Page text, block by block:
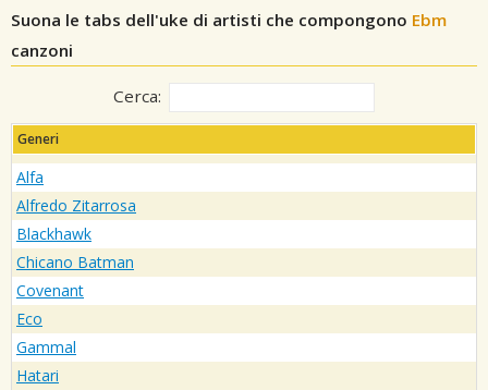
Suona le tabs dell'uke di artisti che compongono Ebm
canzoni
Cerca:
Generi
Alfa
Alfredo Zitarrosa
Blackhawk
Chicano Batman
Covenant
Eco
Gammal
Hatari